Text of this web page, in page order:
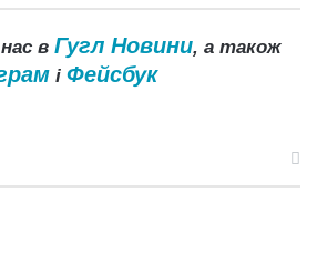
в Гугл Новини, а також
і Фейсбук